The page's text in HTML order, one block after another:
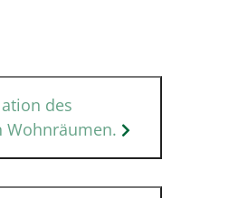
des
Wohnräumen.